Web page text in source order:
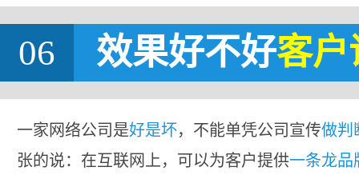
06 效果好不好客户
一家网络公司是好是坏，不能单凭公司宣传做判
张的说：在互联网上，可以为客户提供一条龙品